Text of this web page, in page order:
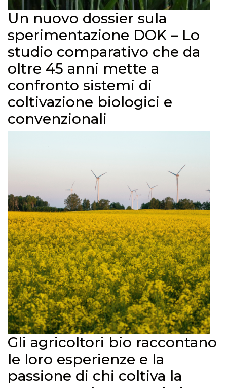
Un nuovo dossier sula
sperimentazione DOK – Lo
studio comparativo che da
oltre 45 anni mette a
confronto sistemi di
coltivazione biologici e
convenzionali
Gli agricoltori bio raccontano
le loro esperienze e la
passione di chi coltiva la